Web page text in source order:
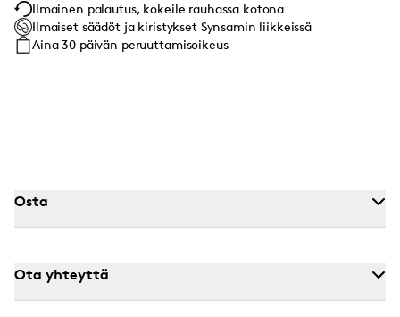
Ilmainen palautus, kokeile rauhassa kotona
Ilmaiset säädöt ja kiristykset Synsamin liikkeissä
Aina 30 päivän peruuttamisoikeus
Osta
Ota yhteyttä